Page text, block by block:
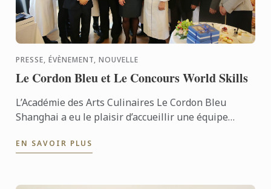
PRESSE, ÉVÈNEMENT, NOUVELLE
Le Cordon Bleu et Le Concours World Skills
L’Académie des Arts Culinaires Le Cordon Bleu
Shanghai a eu le plaisir d’accueillir une équipe
association ...
EN SAVOIR PLUS